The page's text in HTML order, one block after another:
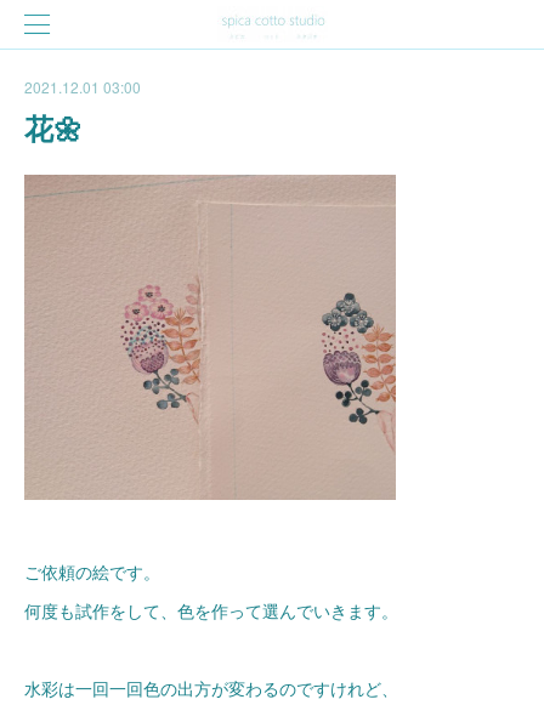
2021.12.01 03:00
花🌼
ご依頼の絵です。
何度も試作をして、色を作って選んでいきます。
水彩は一回一回色の出方が変わるのですけれど、